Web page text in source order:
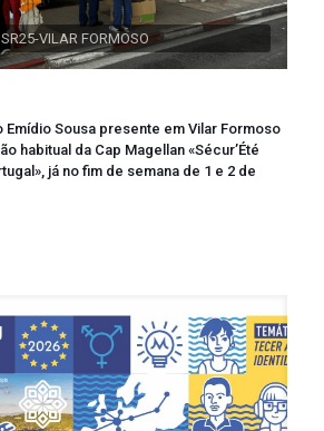
SR25-VILAR FORMOSO
Sousa presente em Vilar Formoso
habitual da Cap Magellan «Sécur’Été
já no fim de semana de 1 e 2 de